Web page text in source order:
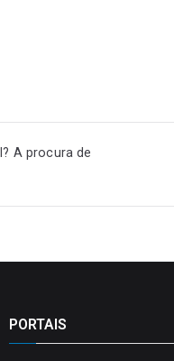
A procura de
PORTAIS